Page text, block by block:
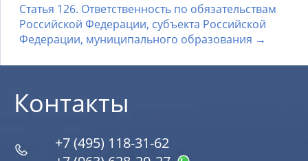
Статья 126. Ответственность по обязательствам
Российской Федерации, субъекта Российской
Федерации, муниципального образования →
Контакты
+7 (495) 118-31-62